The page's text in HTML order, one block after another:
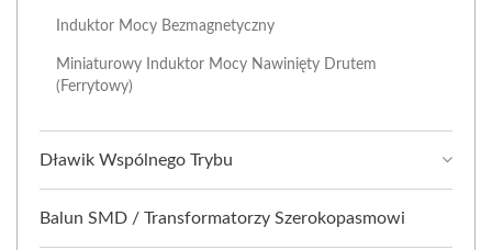
Induktor Mocy Bezmagnetyczny
Miniaturowy Induktor Mocy Nawinięty Drutem
(ferrytowy)
Dławik Wspólnego Trybu
Balun SMD / Transformatorzy Szerokopasmowi